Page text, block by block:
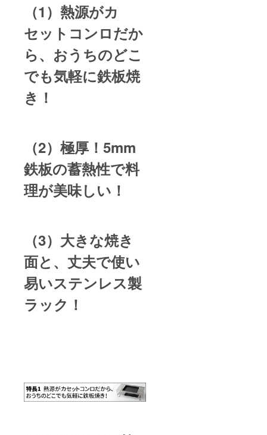
（1）熱源がカ
セットコンロだか
ら、おうちのどこ
でも気軽に鉄板焼
き！
（2）極厚！5mm
鉄板の蓄熱性で料
理が美味しい！
（3）大きな焼き
面と、丈夫で使い
易いステンレス製
ラック！